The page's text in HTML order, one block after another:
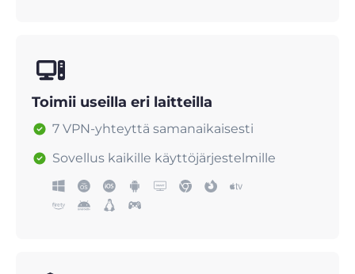
Toimii useilla eri laitteilla
7 VPN-yhteyttä samanaikaisesti
Sovellus kaikille käyttöjärjestelmille